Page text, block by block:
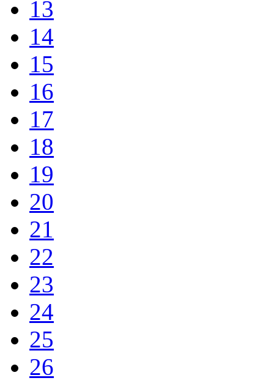
13
14
15
16
17
18
19
20
21
22
23
24
25
26